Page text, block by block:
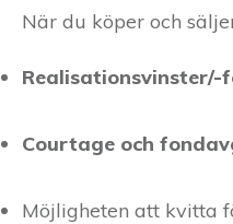
När du köper och
Realisationsvinster/-
Courtage och
Möjligheten att kvitta